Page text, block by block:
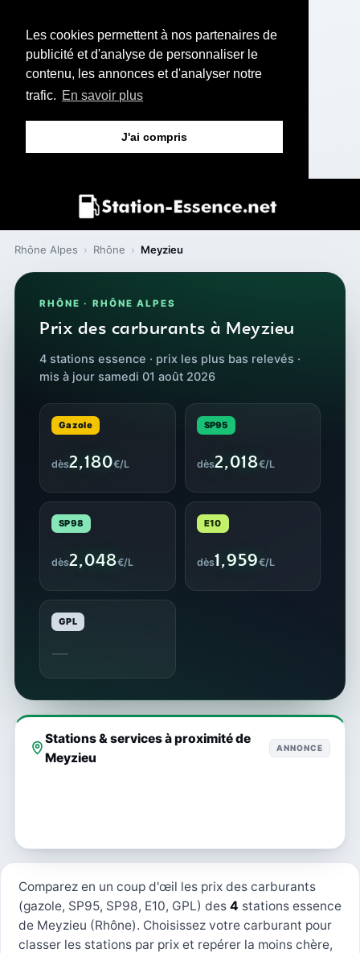
Les cookies permettent à nos partenaires de
publicité et d'analyse de personnaliser le
contenu, les annonces et d'analyser notre
trafic. En savoir plus
J'ai compris
Rhône Alpes › Rhône › Meyzieu
RHÔNE · RHÔNE ALPES
Prix des carburants à Meyzieu
4 stations essence · prix les plus bas relevés ·
mis à jour samedi 01 août 2026
Gazole
dès2,180€/L
SP95
dès2,018€/L
SP98
dès2,048€/L
E10
dès1,959€/L
GPL
—
Stations & services à proximité de
Meyzieu
ANNONCE
Comparez en un coup d'œil les prix des carburants
(gazole, SP95, SP98, E10, GPL) des 4 stations essence
de Meyzieu (Rhône). Choisissez votre carburant pour
classer les stations par prix et repérer la moins chère,